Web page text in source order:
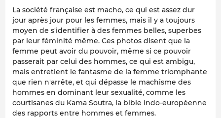
La société française est macho, ce qui est assez dur
jour après jour pour les femmes, mais il y a toujours
moyen de s'identifier à des femmes belles, superbes
par leur féminité même. Ces photos disent que la
femme peut avoir du pouvoir, même si ce pouvoir
passerait par celui des hommes, ce qui est ambigu,
mais entretient le fantasme de la femme triomphante
que rien n'arrête, et qui dépasse le machisme des
hommes en dominant leur sexualité, comme les
courtisanes du Kama Soutra, la bible indo-européenne
des rapports entre hommes et femmes.